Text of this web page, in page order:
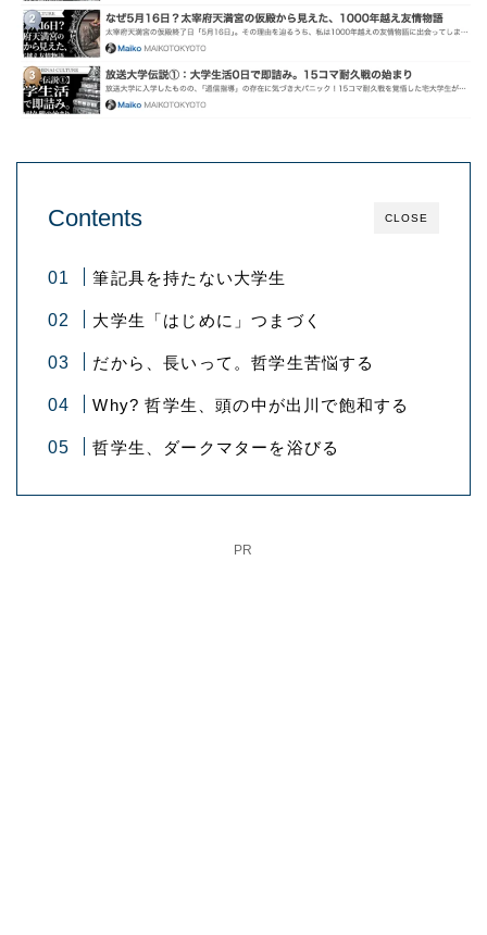
CLOSE
Contents
筆記具を持たない大学生
大学生「はじめに」つまづく
だから、長いって。哲学生苦悩する
Why? 哲学生、頭の中が出川で飽和する
哲学生、ダークマターを浴びる
PR